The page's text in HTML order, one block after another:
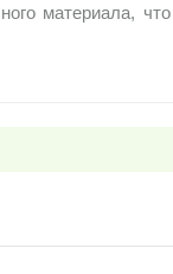
материала,